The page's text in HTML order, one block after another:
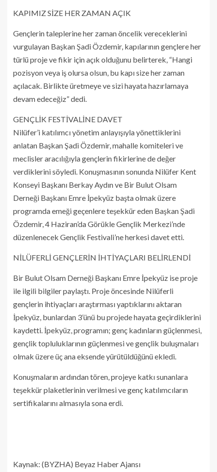
KAPIMIZ SİZE HER ZAMAN AÇIK
Gençlerin taleplerine her zaman öncelik vereceklerini
vurgulayan Başkan Şadi Özdemir, kapılarının gençlere her
türlü proje ve fikir için açık olduğunu belirterek, “Hangi
pozisyon veya iş olursa olsun, bu kapı size her zaman
açılacak. Birlikte üretmeye ve sizi hayata hazırlamaya
devam edeceğiz” dedi.
GENÇLİK FESTİVALİNE DAVET
Nilüfer’i katılımcı yönetim anlayışıyla yönettiklerini
anlatan Başkan Şadi Özdemir, mahalle komiteleri ve
meclisler aracılığıyla gençlerin fikirlerine de değer
verdiklerini söyledi. Konuşmasının sonunda Nilüfer Kent
Konseyi Başkanı Berkay Aydın ve Bir Bulut Olsam
Derneği Başkanı Emre İpekyüz başta olmak üzere
programda emeği geçenlere teşekkür eden Başkan Şadi
Özdemir, 4 Haziran’da Görükle Gençlik Merkezi’nde
düzenlenecek Gençlik Festivali’ne herkesi davet etti.
NİLÜFERLİ GENÇLERİN İHTİYAÇLARI BELİRLENDİ
Bir Bulut Olsam Derneği Başkanı Emre İpekyüz ise proje
ile ilgili bilgiler paylaştı. Proje öncesinde Nilüferli
gençlerin ihtiyaçları araştırması yaptıklarını aktaran
İpekyüz, bunlardan 3’ünü bu projede hayata geçirdiklerini
kaydetti. İpekyüz, programın; genç kadınların güçlenmesi,
gençlik topluluklarının güçlenmesi ve gençlik buluşmaları
olmak üzere üç ana eksende yürütüldüğünü ekledi.
Konuşmaların ardından tören, projeye katkı sunanlara
teşekkür plaketlerinin verilmesi ve genç katılımcıların
sertifikalarını almasıyla sona erdi.
Kaynak: (BYZHA) Beyaz Haber Ajansı